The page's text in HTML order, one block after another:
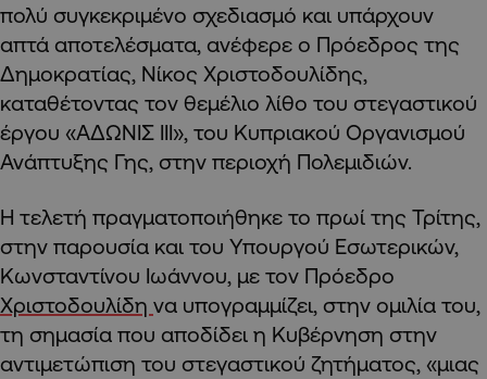
πολύ συγκεκριμένο σχεδιασμό και υπάρχουν
απτά αποτελέσματα, ανέφερε ο Πρόεδρος της
Δημοκρατίας, Νίκος Χριστοδουλίδης,
καταθέτοντας τον θεμέλιο λίθο του στεγαστικού
έργου «ΑΔΩΝΙΣ ΙΙΙ», του Κυπριακού Οργανισμού
Ανάπτυξης Γης, στην περιοχή Πολεμιδιών.
Η τελετή πραγματοποιήθηκε το πρωί της Τρίτης,
στην παρουσία και του Υπουργού Εσωτερικών,
Κωνσταντίνου Ιωάννου, με τον Πρόεδρο
Χριστοδουλίδη να υπογραμμίζει, στην ομιλία του,
τη σημασία που αποδίδει η Κυβέρνηση στην
αντιμετώπιση του στεγαστικού ζητήματος, «μιας